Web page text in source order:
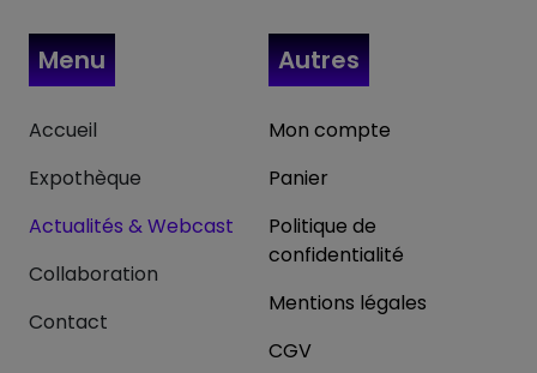
Menu
Accueil
Expothèque
Actualités & Webcast
Collaboration
Contact
Autres
Mon compte
Panier
Politique de
confidentialité
Mentions légales
CGV